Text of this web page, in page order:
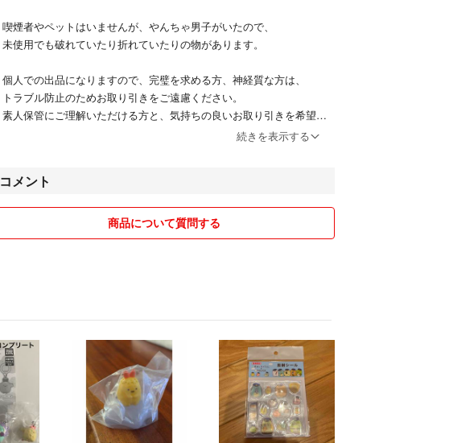
喫煙者やペットはいませんが、やんちゃ男子がいたので、
未使用でも破れていたり折れていたりの物があります。
個人での出品になりますので、完璧を求める方、神経質な方は、
トラブル防止のためお取り引きをご遠慮ください。
素人保管にご理解いただける方と、気持ちの良いお取り引きを希望し
送料の関係で、箱から出して送ることもありますが、丁寧な梱包を心
がけています。
値下げ交渉は、ご期待に添えない場合もありますが、
ただし巻数のあるセット物は、バラ売りいたしません。
仕事中はすぐに返信できない時もありますが、ご質問がありましたら
お気軽に
お問い合わせください。
続きを表示する
コメント
商品について質問する